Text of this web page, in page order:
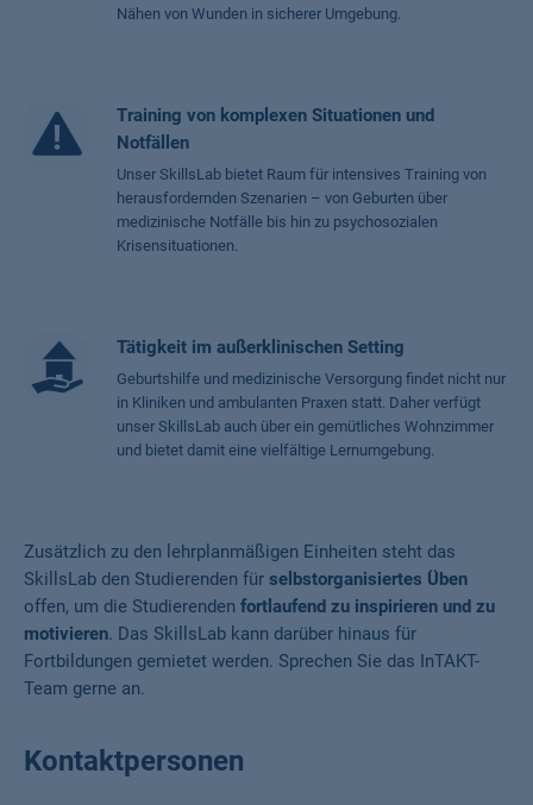
Nähen von Wunden in sicherer Umgebung.
Training von komplexen Situationen und
Notfällen
Unser SkillsLab bietet Raum für intensives Training von
herausfordernden Szenarien – von Geburten über
medizinische Notfälle bis hin zu psychosozialen
Krisensituationen.
Tätigkeit im außerklinischen Setting
Geburtshilfe und medizinische Versorgung findet nicht nur
in Kliniken und ambulanten Praxen statt. Daher verfügt
unser SkillsLab auch über ein gemütliches Wohnzimmer
und bietet damit eine vielfältige Lernumgebung.
Zusätzlich zu den lehrplanmäßigen Einheiten steht das
SkillsLab den Studierenden für selbstorganisiertes Üben
offen, um die Studierenden fortlaufend zu inspirieren und zu
motivieren. Das SkillsLab kann darüber hinaus für
Fortbildungen gemietet werden. Sprechen Sie das InTAKT-
Team gerne an.
Kontaktpersonen